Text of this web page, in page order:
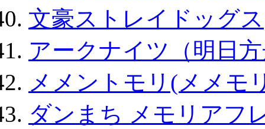
文豪ストレイドッグス
アークナイツ（明日
メメントモリ(メメモ
ダンまち メモリアフ